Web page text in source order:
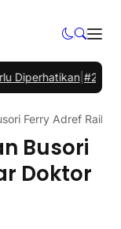
|#2 -Tips
Ferry Adref Raih
Busori
Doktor